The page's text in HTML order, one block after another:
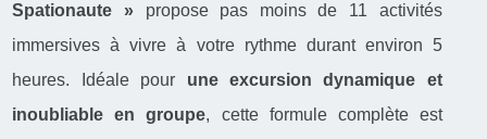
Spationaute »propose pas moins de 11 activités
immersives à vivre à votre rythme durant environ 5
heures. Idéale pour une excursion dynamique et
inoubliable en groupe, cette formule complète est